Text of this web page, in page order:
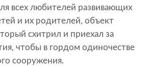
всех любителей развивающих
и их родителей, объект
схитрил и приехал за
чтобы в гордом одиночестве
сооружения.